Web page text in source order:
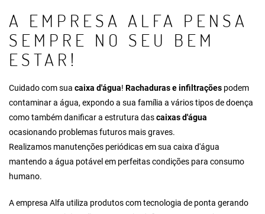
A EMPRESA ALFA PENSA
SEMPRE NO SEU BEM
ESTAR!
Cuidado com sua caixa d'água! Rachaduras e infiltrações podem
contaminar a água, expondo a sua família a vários tipos de doença
como também danificar a estrutura dascaixas d'água
ocasionando problemas futuros mais graves.
Realizamos manutenções periódicas em sua caixa d'água
mantendo a água potável em perfeitas condições para consumo
humano.
A empresa Alfa utiliza produtos com tecnologia de ponta gerando